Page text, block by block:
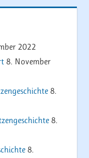
2022
8. November
8.
8.
8.